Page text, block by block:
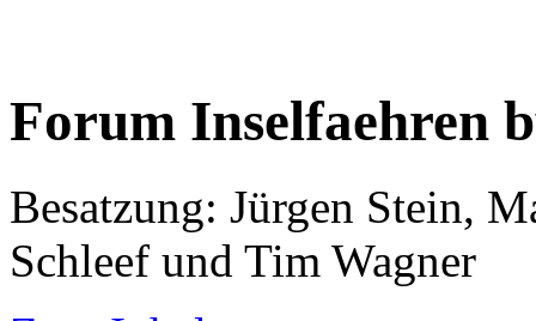
Forum Inselfaehren
Besatzung: Jürgen Stein,
Schleef und Tim Wagner